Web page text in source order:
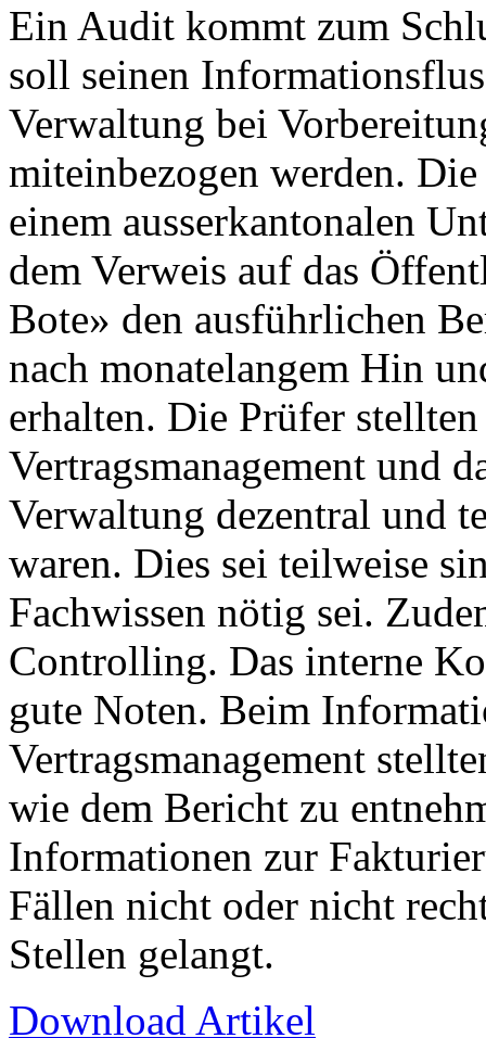
Ein Audit kommt zum
soll seinen
Verwaltung bei
miteinbezogen werden.
einem ausserkantonalen
dem Verweis auf das
Bote» den ausführlichen
nach monatelangem Hin
erhalten. Die Prüfer stellten
Vertragsmanagement und
Verwaltung dezentral und
waren. Dies sei teilweise
Fachwissen nötig sei.
Controlling. Das interne
gute Noten. Beim
Vertragsmanagement
wie dem Bericht zu
Informationen zur
Fällen nicht oder nicht
Stellen gelangt.
Download Artikel